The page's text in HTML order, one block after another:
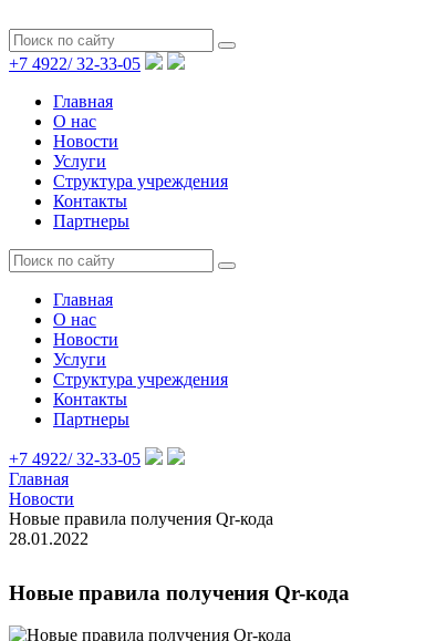
+7 4922/32-33-05
Главная
О нас
Новости
Услуги
Структура учреждения
Контакты
Партнеры
Главная
О нас
Новости
Услуги
Структура учреждения
Контакты
Партнеры
+7 4922/32-33-05
Главная
Новости
Новые правила получения Qr-кода
28.01.2022
Новые правила получения Qr-кода